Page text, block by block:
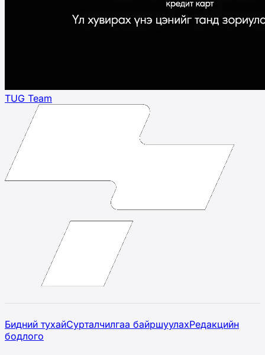
TUG Team
Бидний тухайСурталчилгаа байршуулахРедакцийн
бодлого